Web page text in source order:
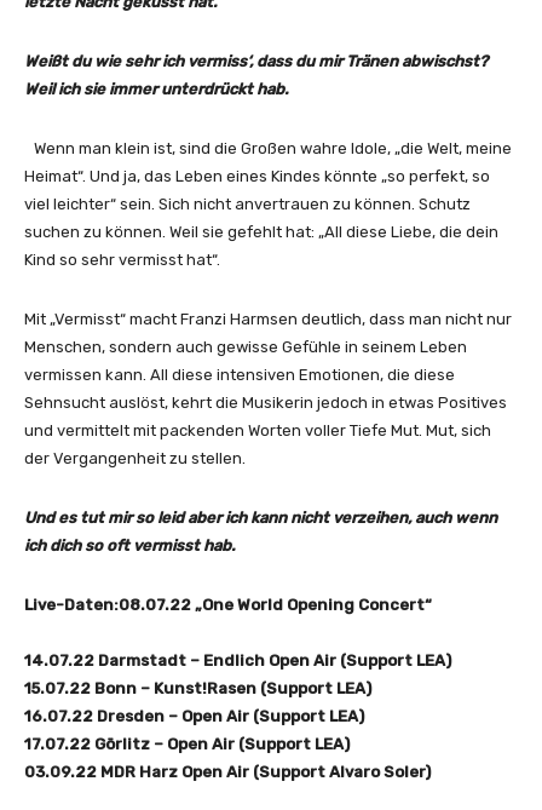
Weißt du wie sehr ich vermiss‘, dass du mir Tränen abwischst?
Weil ich sie immer unterdrückt hab.
Wenn man klein ist, sind die Großen wahre Idole, „die Welt, meine
Heimat“. Und ja, das Leben eines Kindes könnte „so perfekt, so
viel leichter“ sein. Sich nicht anvertrauen zu können. Schutz
suchen zu können. Weil sie gefehlt hat: „All diese Liebe, die dein
Kind so sehr vermisst hat“.
Mit „Vermisst“ macht Franzi Harmsen deutlich, dass man nicht nur
Menschen, sondern auch gewisse Gefühle in seinem Leben
vermissen kann. All diese intensiven Emotionen, die diese
Sehnsucht auslöst, kehrt die Musikerin jedoch in etwas Positives
und vermittelt mit packenden Worten voller Tiefe Mut. Mut, sich
der Vergangenheit zu stellen.
Und es tut mir so leid aber ich kann nicht verzeihen, auch wenn
ich dich so oft vermisst hab.
Live-Daten:08.07.22 „One World Opening Concert“
14.07.22 Darmstadt – Endlich Open Air (Support LEA)
15.07.22 Bonn – Kunst!Rasen (Support LEA)
16.07.22 Dresden – Open Air (Support LEA)
17.07.22 Görlitz – Open Air (Support LEA)
03.09.22 MDR Harz Open Air (Support Alvaro Soler)